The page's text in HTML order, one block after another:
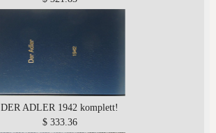
DER ADLER 1942 komplett!
$ 333.36